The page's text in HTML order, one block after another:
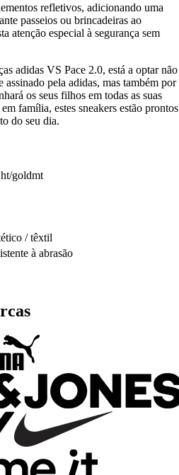
refletivos, adicionando uma
passeios ou brincadeiras ao
atenção especial à segurança sem
adidas VS Pace 2.0, está a optar não
pela adidas, mas também por
os seus filhos em todas as suas
família, estes sneakers estão prontos
do seu dia.
goldmt
/ têxtil
à abrasão